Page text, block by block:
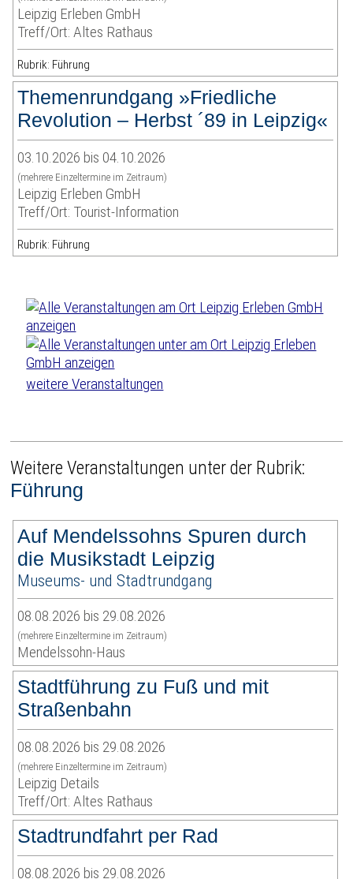
Leipzig Erleben GmbH
Treff/Ort: Altes Rathaus
Rubrik: Führung
Themenrundgang »Friedliche
Revolution – Herbst ´89 in Leipzig«
03.10.2026 bis 04.10.2026
(mehrere Einzeltermine im Zeitraum)
Leipzig Erleben GmbH
Treff/Ort: Tourist-Information
Rubrik: Führung
weitere Veranstaltungen
Weitere Veranstaltungen unter der Rubrik:
Führung
Auf Mendelssohns Spuren durch
die Musikstadt Leipzig
Museums- und Stadtrundgang
08.08.2026 bis 29.08.2026
(mehrere Einzeltermine im Zeitraum)
Mendelssohn-Haus
Stadtführung zu Fuß und mit
Straßenbahn
08.08.2026 bis 29.08.2026
(mehrere Einzeltermine im Zeitraum)
Leipzig Details
Treff/Ort: Altes Rathaus
Stadtrundfahrt per Rad
08.08.2026 bis 29.08.2026